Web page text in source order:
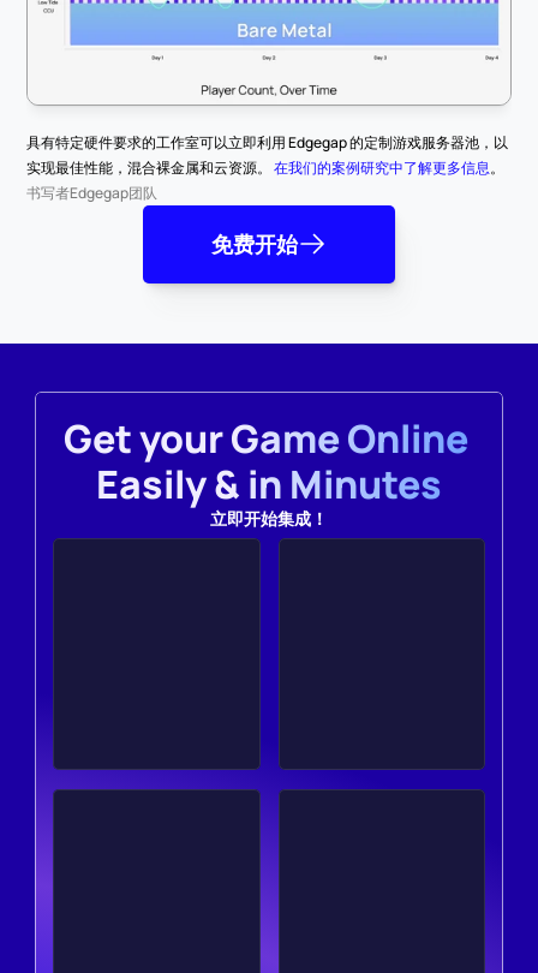
具有特定硬件要求的工作室可以立即利用 Edgegap 的定制游戏服务器池，以
实现最佳性能，混合裸金属和云资源。 在我们的案例研究中了解更多信息。
书写者Edgegap团队
免费开始
Get your Game Online
Easily & in Minutes
立即开始集成！